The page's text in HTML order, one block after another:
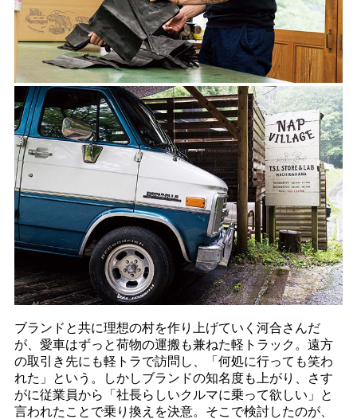
ブランドと共に理想の村を作り上げていく河合さんだ
が、愛車はずっと荷物の運搬も兼ねた軽トラック。遠方
の取引き先にも軽トラで訪問し、「何処に行っても笑わ
れた」という。しかしブランドの知名度も上がり、さす
がに従業員から「社長らしいクルマに乗って欲しい」と
言われたことで乗り換えを決意。そこで検討したのが、